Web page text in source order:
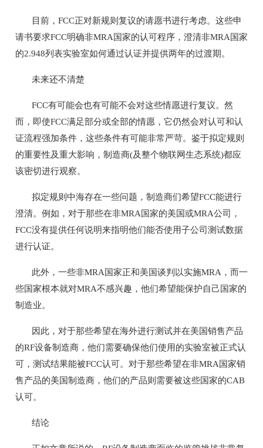
目前，FCC正对新规则复议的请愿书进行考虑。这些申
请书要求FCC明确非MRA国家的认可程序，澄清非MRA国家
的2.948列表实验室如何通过认证并提供两年的过渡期。
未来还不清楚
FCC有可能会也有可能不会对这些情愿进行复议。然
而，即使FCC满足部分或全部的情愿，它仍然会对认可和认
证流程强加条件，这些条件有可能非常严苛。鉴于拟定规则
的重要性及重大影响，制造商(及整个物联网生态系统)都应
该密切进行观察。
拟定规则中海存在一些问题，制造商们希望FCC能进行
澄清。例如，对于那些在非MRA国家的美国或MRA公司，
FCC没有提供任何说明来指明他们能否使用子公司测试数据
进行认证。
此外，一些非MRA国家正和美国谈判以实施MRA，而一
些国家根本就对MRA不感兴趣，他们希望能保护自己国家的
制造业。
因此，对于那些希望在海外进行测试并在美国销售产品
的RF设备制造商，他们需要确保他们使用的实验室被正式认
可，测试结果能被FCC认可。对于那些希望在非MRA国家销
售产品的美国制造商，他们的产品则需要被这些国家的CAB
认可。
结论